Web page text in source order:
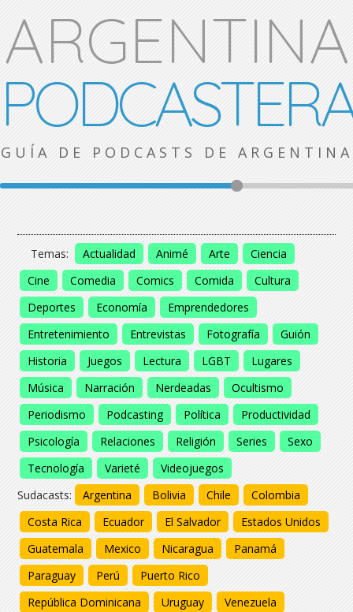
ARGENTINA
GUÍA DE PODCASTS DE ARGENTINA
Temas: Actualidad Animé Arte
Ciencia
Cine
Comedia Comics Comida
Cultura
Deportes
Economía
Emprendedores
Entretenimiento
Entrevistas Fotografía
Guión
Historia
Juegos Lectura LGBT
Lugares
Música
Narración Nerdeadas
Ocultismo
Periodismo
Podcasting Política
Productividad
Psicología
Relaciones Religión Series
Sexo
Tecnología
Varieté
Videojuegos
Sudacasts:
Argentina Bolivia Chile
Colombia
Costa Rica
Ecuador El Salvador
Estados Unidos
Guatemala
Mexico Nicaragua
Panamá
Paraguay
Perú
Puerto Rico
República Dominicana
Uruguay Venezuela